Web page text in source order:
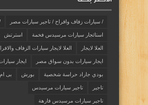
/ سيارات زفاف وافراح / تاجير سيارات مصر
استائجار سيارات مرسيدس فخمة استرتش
العلا لايجار العلا لايجار سيارات الزفاف
ايجار سيارات بدون سواق مصر ايجار
بودي جاراد حراسة شخصية بورش بى
تاجير تاجير سيارات مرسيدس
تاجير سيارات مرسيدس فارهة